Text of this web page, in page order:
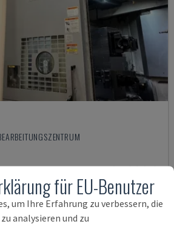
35.000 €
für EU-Benutzer
um Ihre Erfahrung zu verbessern, die
analysieren und zu